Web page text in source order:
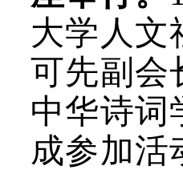
大学人文
可先副会
中华诗词
成参加活